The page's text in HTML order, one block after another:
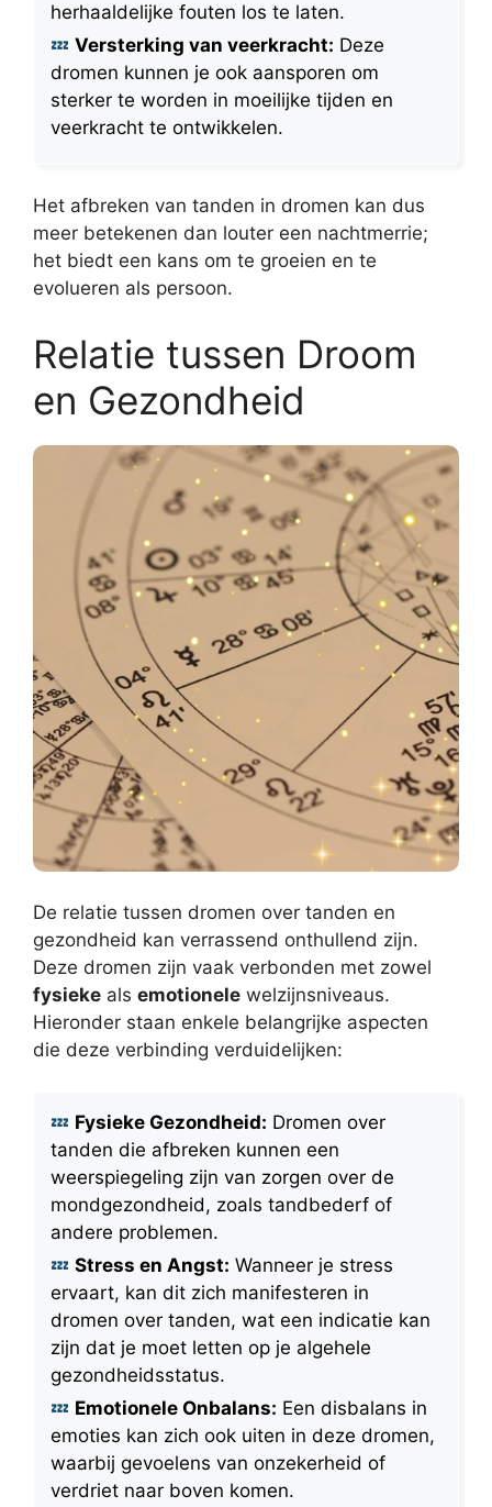
herhaaldelijke fouten los te laten.
Versterking van veerkracht: Deze
dromen kunnen je ook aansporen om
sterker te worden in moeilijke tijden en
veerkracht te ontwikkelen.
Het afbreken van tanden in dromen kan dus
meer betekenen dan louter een nachtmerrie;
het biedt een kans om te groeien en te
evolueren als persoon.
Relatie tussen Droom
en Gezondheid
De relatie tussen dromen over tanden en
gezondheid kan verrassend onthullend zijn.
Deze dromen zijn vaak verbonden met zowel
fysieke als emotionele welzijnsniveaus.
Hieronder staan enkele belangrijke aspecten
die deze verbinding verduidelijken:
Fysieke Gezondheid: Dromen over
tanden die afbreken kunnen een
weerspiegeling zijn van zorgen over de
mondgezondheid, zoals tandbederf of
andere problemen.
Stress en Angst: Wanneer je stress
ervaart, kan dit zich manifesteren in
dromen over tanden, wat een indicatie kan
zijn dat je moet letten op je algehele
gezondheidsstatus.
Emotionele Onbalans: Een disbalans in
emoties kan zich ook uiten in deze dromen,
waarbij gevoelens van onzekerheid of
verdriet naar boven komen.